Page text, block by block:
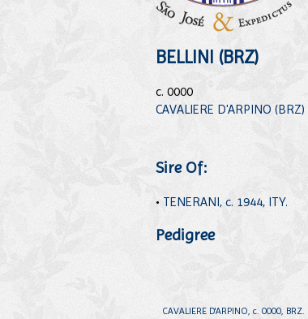
BELLINI (BRZ)
c. 0000
CAVALIERE D'ARPINO (BRZ)
Sire Of:
• TENERANI, c. 1944, ITY.
Pedigree
CAVALIERE D'ARPINO, c. 0000, BRZ.